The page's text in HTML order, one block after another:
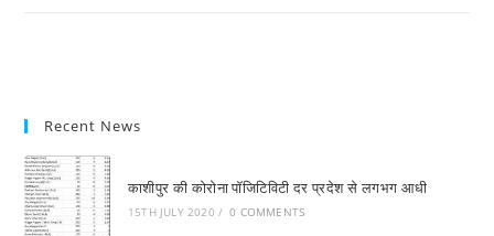
Recent News
काशीपुर की कोरोना पाॅजिटिविटी दर प्रदेश से लगभग आधी
15TH JULY 2020 / 0 COMMENTS